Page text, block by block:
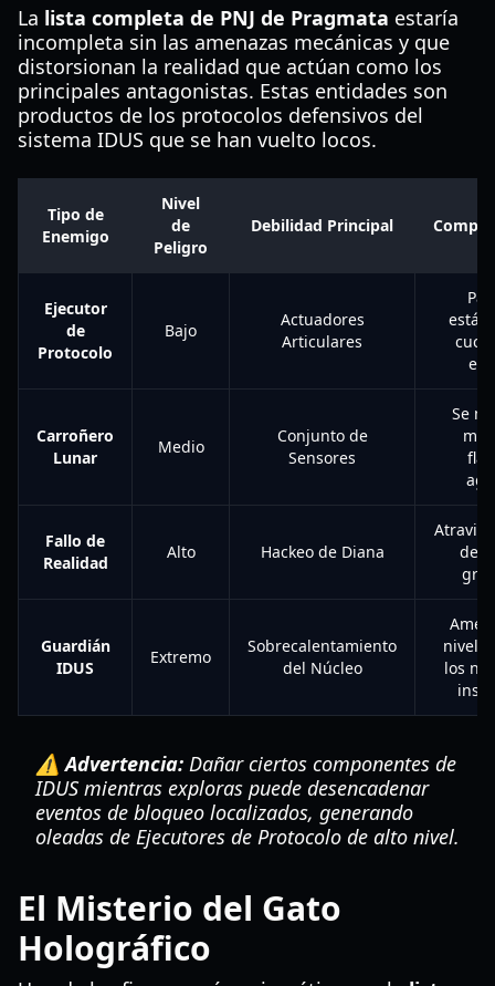
La lista completa de PNJ de Pragmata estaría
incompleta sin las amenazas mecánicas y que
distorsionan la realidad que actúan como los
principales antagonistas. Estas entidades son
productos de los protocolos defensivos del
sistema IDUS que se han vuelto locos.
Tipo de
Enemigo
Nivel
de
Peligro
Debilidad Principal
Ejecutor
de
Protocolo
Bajo
Actuadores
Articulares
Carroñero
Lunar
Medio
Conjunto de
Sensores
Se
Fallo de
Realidad
Alto Hackeo de Diana
Guardián
IDUS
Extremo
Sobrecalentamiento
del Núcleo
nivel
los
⚠️ Advertencia: Dañar ciertos componentes de
IDUS mientras exploras puede desencadenar
eventos de bloqueo localizados, generando
oleadas de Ejecutores de Protocolo de alto nivel.
El Misterio del Gato
Holográfico